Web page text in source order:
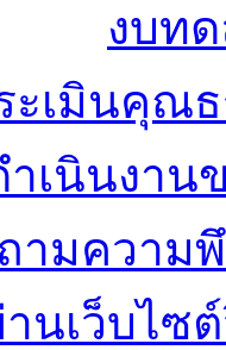
งบท
ะเมินคุณ
ำเนินงาน
ามความ
นเว็บไซ